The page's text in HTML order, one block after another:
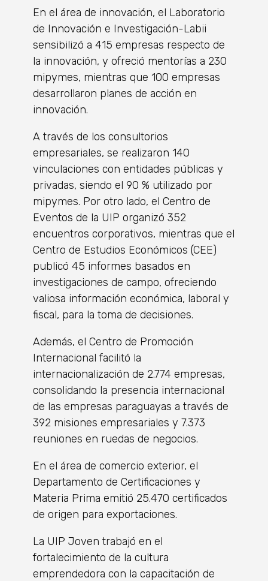
En el área de innovación, el Laboratorio
de Innovación e Investigación-Labii
sensibilizó a 415 empresas respecto de
la innovación, y ofreció mentorías a 230
mipymes, mientras que 100 empresas
desarrollaron planes de acción en
innovación.
A través de los consultorios
empresariales, se realizaron 140
vinculaciones con entidades públicas y
privadas, siendo el 90 % utilizado por
mipymes. Por otro lado, el Centro de
Eventos de la UIP organizó 352
encuentros corporativos, mientras que el
Centro de Estudios Económicos (CEE)
publicó 45 informes basados en
investigaciones de campo, ofreciendo
valiosa información económica, laboral y
fiscal, para la toma de decisiones.
Además, el Centro de Promoción
Internacional facilitó la
internacionalización de 2.774 empresas,
consolidando la presencia internacional
de las empresas paraguayas a través de
392 misiones empresariales y 7.373
reuniones en ruedas de negocios.
En el área de comercio exterior, el
Departamento de Certificaciones y
Materia Prima emitió 25.470 certificados
de origen para exportaciones.
La UIP Joven trabajó en el
fortalecimiento de la cultura
emprendedora con la capacitación de